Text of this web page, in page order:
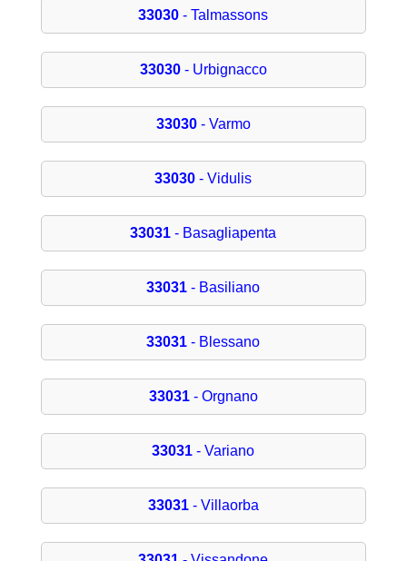
33030 - Talmassons
33030- Urbignacco
33030- Varmo
33030 - Vidulis
33031 - Basagliapenta
33031 - Basiliano
33031 - Blessano
33031- Orgnano
33031 - Variano
33031- Villaorba